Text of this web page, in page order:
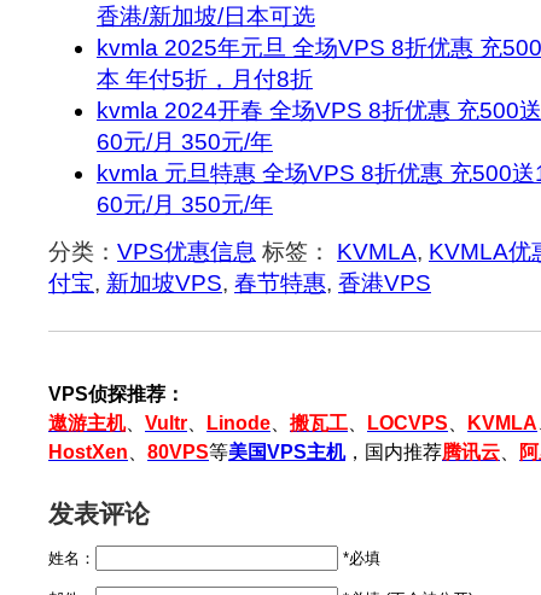
香港/新加坡/日本可选
kvmla 2025年元旦 全场VPS 8折优惠 充
本 年付5折，月付8折
kvmla 2024开春 全场VPS 8折优惠 充500
60元/月 350元/年
kvmla 元旦特惠 全场VPS 8折优惠 充500
60元/月 350元/年
分类： VPS优惠信息 标签： KVMLA, KVMLA优
付宝, 新加坡VPS, 春节特惠, 香港VPS
VPS侦探推荐：
遨游主机、 Vultr Linode 搬瓦工 LOCVPS KVMLA
HostXen
80VPS等美国VPS主机，国内推荐腾讯云
发表评论
姓名： *必填